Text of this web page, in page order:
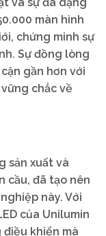
màn hình
chứng minh sự
Sự đồng lòng
gần hơn với
chắc về
sản xuất và
cầu, đã tạo nên
này. Với
của Unilumin
khiển mà